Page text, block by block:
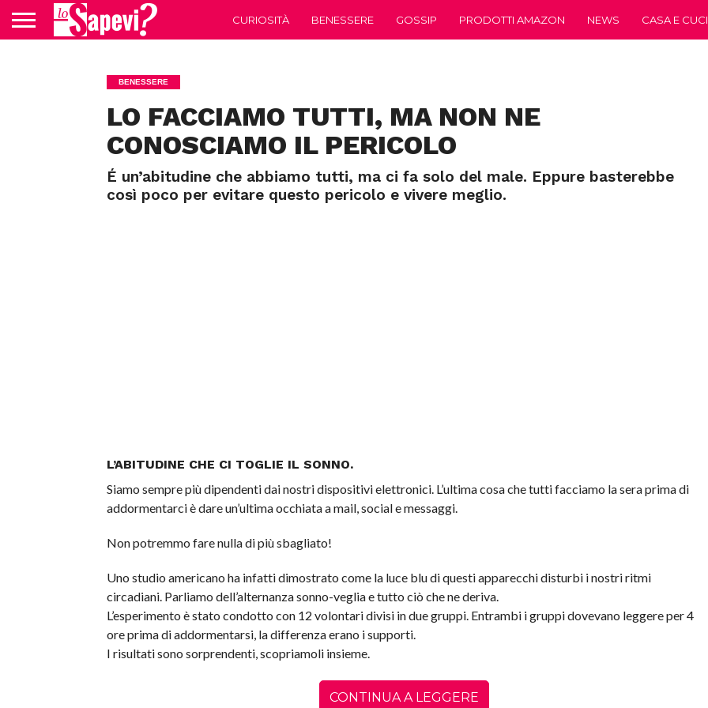
CURIOSITÀ BENESSERE GOSSIP PRODOTTI AMAZON NEWS CASA E
BENESSERE
LO FACCIAMO TUTTI, MA NON NE
CONOSCIAMO IL PERICOLO
É un’abitudine che abbiamo tutti, ma ci fa solo del male. Eppure basterebbe
così poco per evitare questo pericolo e vivere meglio.
L’ABITUDINE CHE CI TOGLIE IL SONNO.
Siamo sempre più dipendenti dai nostri dispositivi elettronici.L’ultima cosa che tutti facciamo la sera prima di
addormentarci è dare un’ultima occhiata a mail, social e messaggi.
Non potremmo fare nulla di più sbagliato!
Uno studio americano ha infatti dimostrato come la luce blu di questi apparecchi disturbi i nostri ritmi
circadiani. Parliamo dell’alternanza sonno-veglia e tutto ciò che ne deriva.
L’esperimento è stato condotto con 12 volontari divisi in due gruppi. Entrambi i gruppi dovevano leggere per 4
ore prima di addormentarsi, la differenza erano i supporti.
I risultati sono sorprendenti, scopriamoli insieme.
CONTINUA A LEGGERE